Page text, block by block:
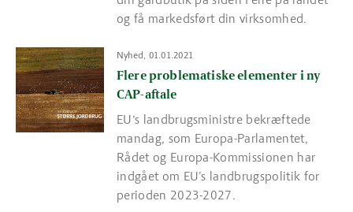
og få markedsført din virksomhed.
Nyhed, 01.01.2021
Flere problematiske elementer i ny
CAP-aftale
EU’s landbrugsministre bekræftede
mandag, som Europa-Parlamentet,
Rådet og Europa-Kommissionen har
indgået om EU's landbrugspolitik for
perioden 2023-2027.
Read more about Flere problematiske elementer i ny CAP-aftale